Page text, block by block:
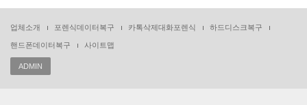
업체소개 포렌식데이터복구 카톡삭제대화포렌식 하드디스크복구
핸드폰데이터복구 사이트맵
ADMIN